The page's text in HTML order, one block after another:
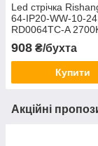
Led стрічка
64-IP20-WW-10-24
RD0064TC-A
24V 6W/m 778lm/
5 метрів
908 ₴/бухта
Купити
Акційні